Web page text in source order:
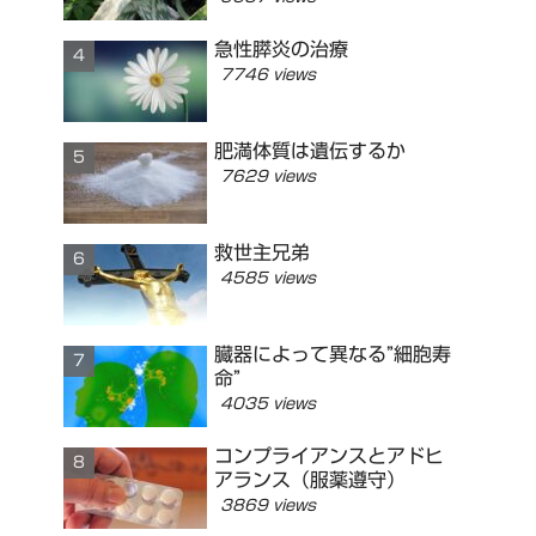
急性膵炎の治療
7746 views
肥満体質は遺伝するか
7629 views
救世主兄弟
4585 views
臓器によって異なる”細胞寿
命”
4035 views
コンプライアンスとアドヒ
アランス（服薬遵守）
3869 views